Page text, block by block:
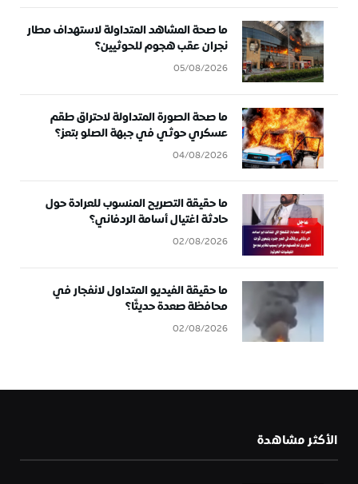
ما صحة المشاهد المتداولة لاستهداف مطار
نجران عقب هجوم للحوثيين؟
05/08/2026
ما صحة الصورة المتداولة لاحتراق طقم
عسكري حوثي في جبهة الصلو بتعز؟
04/08/2026
ما حقيقة التصريح المنسوب للعرادة حول
حادثة اغتيال أسامة الردفاني؟
02/08/2026
ما حقيقة الفيديو المتداول لانفجار في
محافظة صعدة حديثًا؟
02/08/2026
الأكثر مشاهدة